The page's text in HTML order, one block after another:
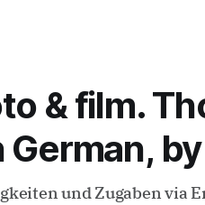
& film.
und Zugaben via